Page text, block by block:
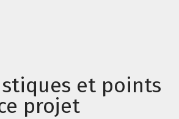
et points
projet